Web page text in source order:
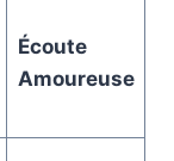
Écoute
Amoureuse